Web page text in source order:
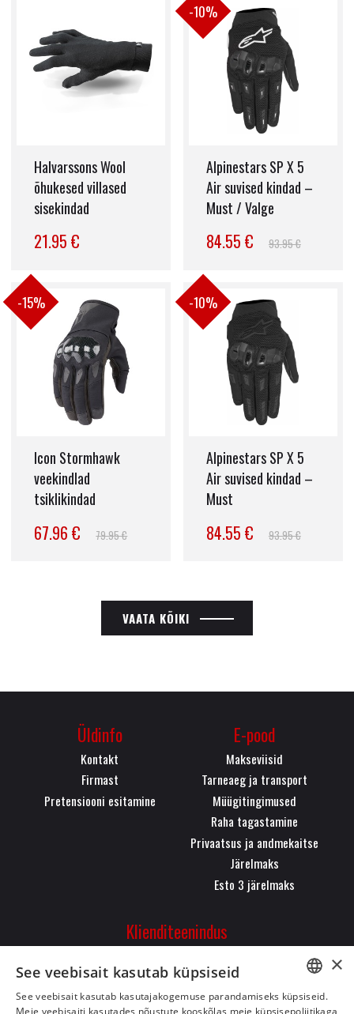
Halvarssons Wool
õhukesed villased
sisekindad
21.95 €
-10%
Alpinestars SP X 5
Air suvised kindad –
Must / Valge
84.55 € 93.95 €
-15%
Icon Stormhawk
veekindlad
tsiklikindad
67.96 € 79.95 €
-10%
Alpinestars SP X 5
Air suvised kindad –
Must
84.55 € 93.95 €
VAATA KÕIKI
Üldinfo
Kontakt
Firmast
Pretensiooni esitamine
E-pood
Makseviisid
Tarneaeg ja transport
Müügitingimused
Raha tagastamine
Privaatsus ja andmekaitse
Järelmaks
Esto 3 järelmaks
Klienditeenindus
Tallinn
+372 50 26 084
ESTONIAN
×
See veebisait kasutab küpsiseid
See veebisait kasutab kasutajakogemuse parandamiseks küpsiseid.
Meie veebisaiti kasutades nõustute kooskõlas meie küpsisepoliitikaga